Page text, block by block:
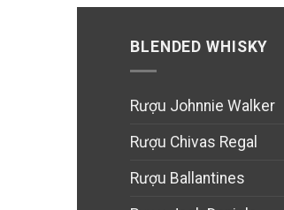
BLENDED WHISKY
Rượu Johnnie Walker
Rượu Chivas Regal
Rượu Ballantines